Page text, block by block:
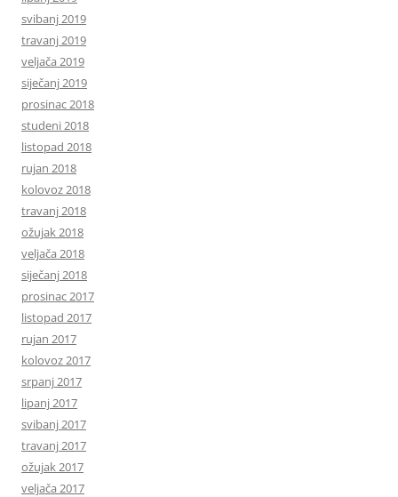
svibanj 2019
travanj 2019
veljača 2019
siječanj 2019
prosinac 2018
studeni 2018
listopad 2018
rujan 2018
kolovoz 2018
travanj 2018
ožujak 2018
veljača 2018
siječanj 2018
prosinac 2017
listopad 2017
rujan 2017
kolovoz 2017
srpanj 2017
lipanj 2017
svibanj 2017
travanj 2017
ožujak 2017
veljača 2017